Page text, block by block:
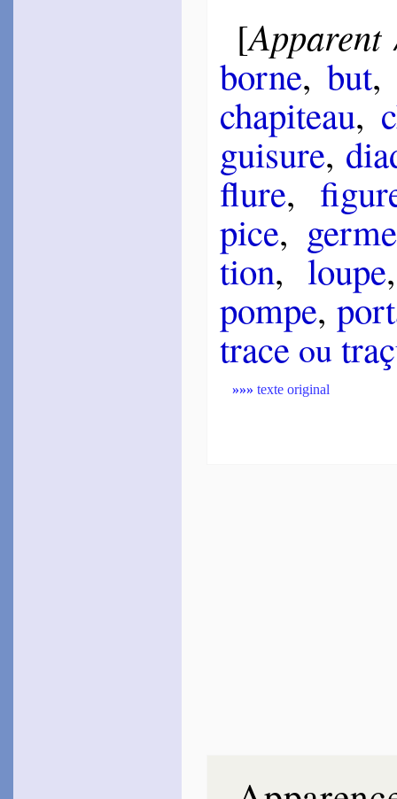
[Apparent
borne,but,
cha­pi­teau,
gui­sure,
flure,
pice, germe
tion,loupe
pompe,
traceou
»»» texte original